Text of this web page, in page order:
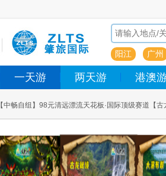
阳江 广州
一天游 两天游 港澳
【中畅自组】98元清远漂流天花板·国际顶级赛道【